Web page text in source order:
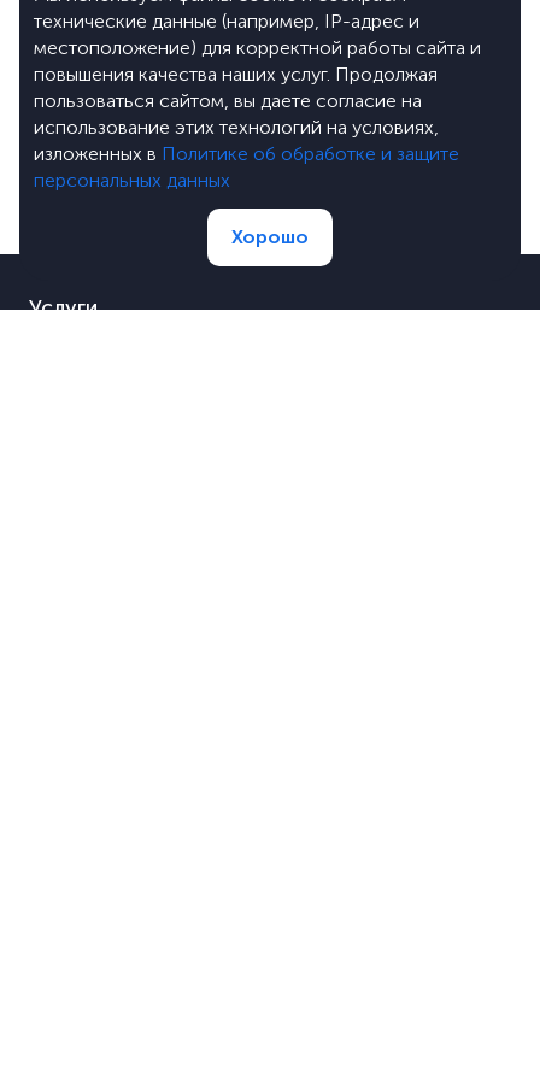
Услуги
технические данные (например, IP-адрес и
местоположение) для корректной работы сайта и
повышения качества наших услуг. Продолжая
пользоваться сайтом, вы даете согласие на
использование этих технологий на условиях,
изложенных в Политике об обработке и защите
персональных данных
Хорошо